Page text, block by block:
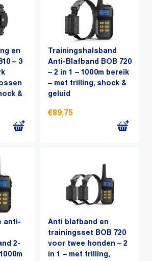
en
– 3
&
Trainingshalsband
Anti-Blafband BOB 720
– 2 in 1 – 1000m bereik
– met trilling, shock &
geluid
€89,75
anti-
2-
Anti blafband en
trainingsset BOB 720
voor twee honden – 2
in 1 – met trilling,